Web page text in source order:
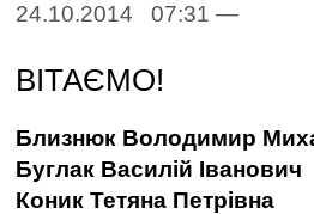
24.10.2014 07:31 —
ВІТАЄМО!
Близнюк Володимир
Буглак Василій Іванович
Коник Тетяна Петрівна